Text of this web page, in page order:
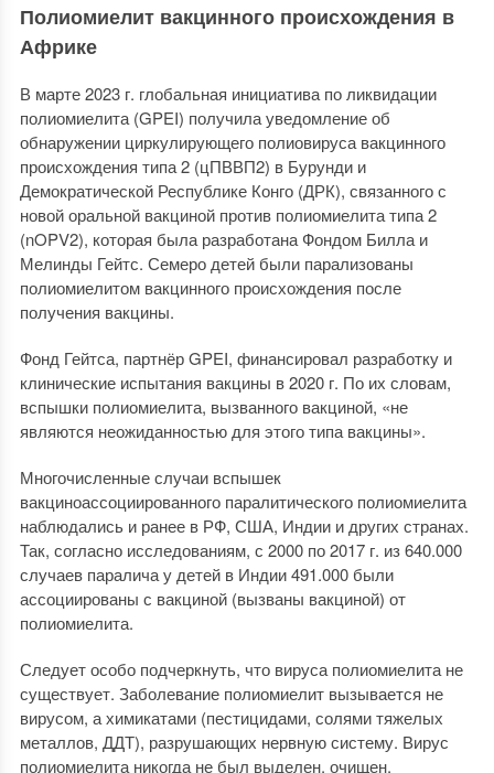
Полиомиелит вакцинного происхождения в
Африке
В марте 2023 г. глобальная инициатива по ликвидации
полиомиелита (GPEI) получила уведомление об
обнаружении циркулирующего полиовируса вакцинного
происхождения типа 2 (цПВВП2) в Бурунди и
Демократической Республике Конго (ДРК), связанного с
новой оральной вакциной против полиомиелита типа 2
(nOPV2), которая была разработана Фондом Билла и
Мелинды Гейтс. Семеро детей были парализованы
полиомиелитом вакцинного происхождения после
получения вакцины.
Фонд Гейтса, партнёр GPEI, финансировал разработку и
клинические испытания вакцины в 2020 г. По их словам,
вспышки полиомиелита, вызванного вакциной, «не
являются неожиданностью для этого типа вакцины».
Многочисленные случаи вспышек
вакциноассоциированного паралитического полиомиелита
наблюдались и ранее в РФ, США, Индии и других странах.
Так, согласно исследованиям, с 2000 по 2017 г. из 640.000
случаев паралича у детей в Индии 491.000 были
ассоциированы с вакциной (вызваны вакциной) от
полиомиелита.
Следует особо подчеркнуть, что вируса полиомиелита не
существует. Заболевание полиомиелит вызывается не
вирусом, а химикатами (пестицидами, солями тяжелых
металлов, ДДТ), разрушающих нервную систему. Вирус
полиомиелита никогда не был выделен, очищен,